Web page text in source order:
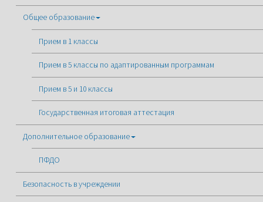
Общее образование
Прием в 1 классы
Прием в 5 классы по адаптированным программам
Прием в 5 и 10 классы
Государственная итоговая аттестация
Дополнительное образование
ПФДО
Безопасность в учреждении